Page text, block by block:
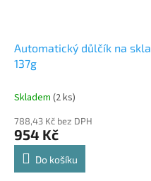
Automatický důlčík na skla
137g
Skladem (2 ks)
788,43 Kč bez DPH
954 Kč
Do košíku